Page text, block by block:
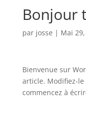
Bonjour
par josse | Mai
Bienvenue sur
article. Modifiez-
commencez à